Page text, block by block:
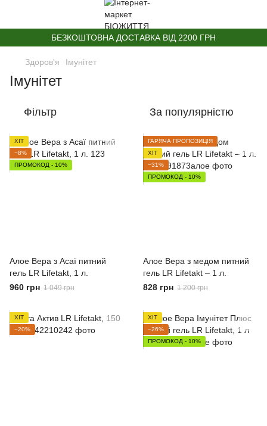
БЕЗКОШТОВНА ДОСТАВКА ВІД 2200 ГРН
Здоров'я Імунітет
Імунітет
Фільтр За популярністю
ХІТ
−8%
ПРОМОКОД - 10%
Алое Вера з Асаї питний
гель LR Lifetakt, 1 л.
960 грн 1 049 грн
ГАРЯЧА ПРОПОЗИЦІЯ
ХІТ
−31%
ПРОМОКОД - 10%
Алое Вера з медом питний
гель LR Lifetakt – 1 л.
828 грн 1 200 грн
ХІТ
−20%
ХІТ
−26%
ПРОМОКОД - 10%